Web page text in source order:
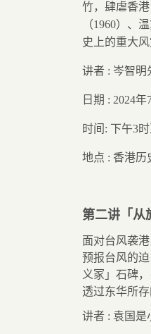
竹，肆虐香
（1960）、
史上的重大
讲者 : 岑智明
日期 : 2024年
时间 : 下午3
地点 : 香港历
第二讲「从
面对台风袭
预报台风的
义冢」石碑
透过东华所
讲者 : 袁国是